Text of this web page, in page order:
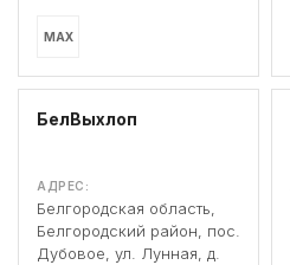
MAX
БелВыхлоп
АДРЕС:
Белгородская область,
Белгородский район, пос.
Дубовое, ул. Лунная, д.